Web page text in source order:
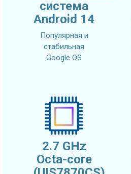
система
Android 14
Популярная и
стабильная
Google OS
2.7 GHz
Octa-core